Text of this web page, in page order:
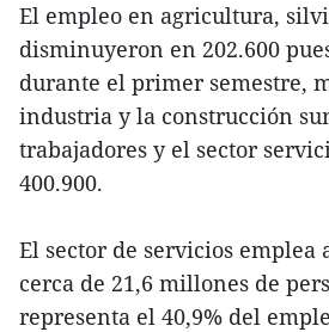
El empleo en agricultura,
disminuyeron en 202.600
durante el primer semestre,
industria y la construcción
trabajadores y el sector
400.900.
El sector de servicios emplea
cerca de 21,6 millones de
representa el 40,9% del